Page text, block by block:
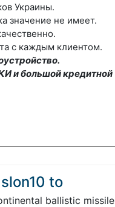
Украины.
значение не имеет.
с каждым клиентом.
и большой кредитной
to
ballistic missile